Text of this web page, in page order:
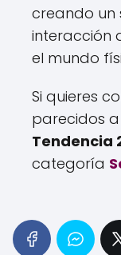
creando un
interacción
el mundo
Si quieres
parecidos a
Tendencia
categoría